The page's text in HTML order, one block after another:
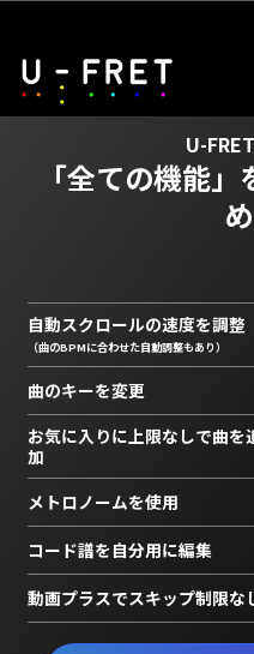
U-
「全ての機能」
自動スクロールの速度を調整
（曲のBPMに合わせた自動調整もあり）
曲のキーを変更
お気に入りに上限なしで曲を
加
メトロノームを使用
コード譜を自分用に編集
動画プラスでスキップ制限な